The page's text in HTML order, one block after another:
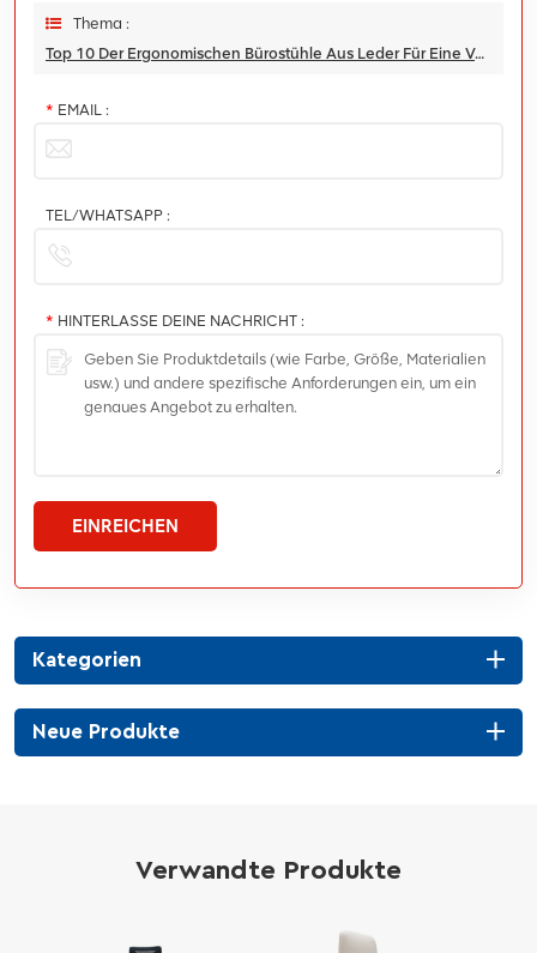
Thema :
Top 10 Der Ergonomischen Bürostühle Aus Leder Für Eine Verbesserte Körperhaltung Im Jahr 2024
* EMAIL :
TEL/WHATSAPP :
* HINTERLASSE DEINE NACHRICHT :
EINREICHEN
Kategorien
Neue Produkte
Verwandte Produkte